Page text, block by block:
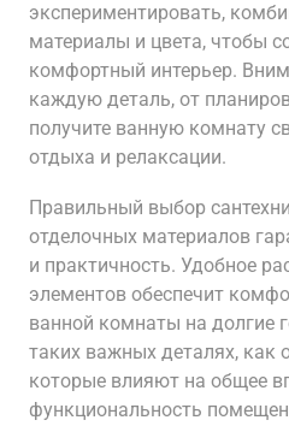
экспериментировать,
материалы и цвета, чтобы
комфортный интерьер.
каждую деталь, от
получите ванную комнату
отдыха и релаксации.
Правильный выбор
отделочных материалов
и практичность. Удобное
элементов обеспечит
ванной комнаты на долгие
таких важных деталях, как
которые влияют на общее
функциональность